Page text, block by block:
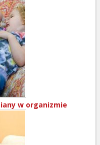
w organizmie